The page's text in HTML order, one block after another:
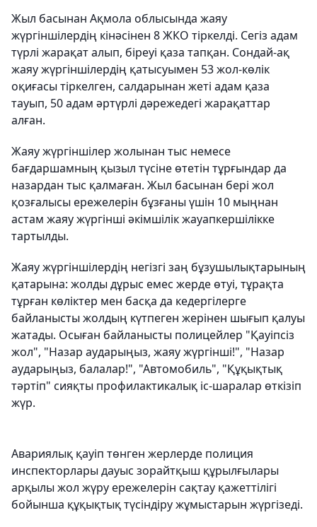
Жыл басынан Ақмола облысында жаяу
жүргіншілердің кінәсінен 8 ЖКО тіркелді. Сегіз адам
түрлі жарақат алып, біреуі қаза тапқан. Сондай-ақ
жаяу жүргіншілердің қатысуымен 53 жол-көлік
оқиғасы тіркелген, салдарынан жеті адам қаза
тауып, 50 адам әртүрлі дәрежедегі жарақаттар
алған.
Жаяу жүргіншілер жолынан тыс немесе
бағдаршамның қызыл түсіне өтетін тұрғындар да
назардан тыс қалмаған. Жыл басынан бері жол
қозғалысы ережелерін бұзғаны үшін 10 мыңнан
астам жаяу жүргінші әкімшілік жауапкершілікке
тартылды.
Жаяу жүргіншілердің негізгі заң бұзушылықтарының
қатарына: жолды дұрыс емес жерде өтуі, тұрақта
тұрған көліктер мен басқа да кедергілерге
байланысты жолдың күтпеген жерінен шығып қалуы
жатады. Осыған байланысты полицейлер "Қауіпсіз
жол", "Назар аударыңыз, жаяу жүргінші!", "Назар
аударыңыз, балалар!", "Автомобиль", "Құқықтық
тәртіп" сияқты профилактикалық іс-шаралар өткізіп
жүр.
Авариялық қауіп төнген жерлерде полиция
инспекторлары дауыс зорайтқыш құрылғылары
арқылы жол жүру ережелерін сақтау қажеттілігі
бойынша құқықтық түсіндіру жұмыстарын жүргізеді.